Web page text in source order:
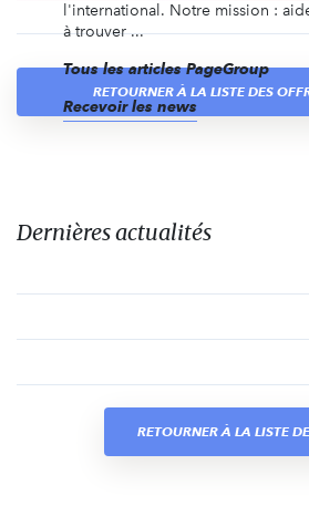
l'international. Notre mission :
à trouver ...
Tous les articles PageGroup
Recevoir les news
RETOURNER À LA LISTE DES
Dernières actualités
RETOURNER À LA LISTE